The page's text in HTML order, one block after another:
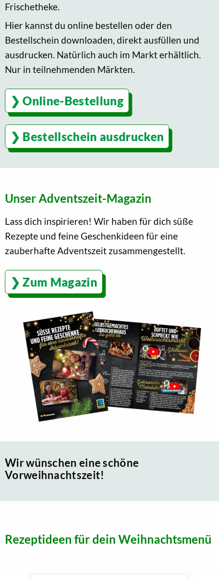
Frischetheke.
Hier kannst du online bestellen oder den
Bestellschein downloaden, direkt ausfüllen und
ausdrucken. Natürlich auch im Markt erhältlich.
Nur in teilnehmenden Märkten.
Online-Bestellung
Bestellschein ausdrucken
Unser Adventszeit-Magazin
Lass dich inspirieren! Wir haben für dich süße
Rezepte und feine Geschenkideen für eine
zauberhafte Adventszeit zusammengestellt.
Zum Magazin
Wir wünschen eine schöne
Vorweihnachtszeit!
Rezeptideen für dein Weihnachtsmenü